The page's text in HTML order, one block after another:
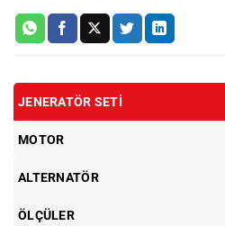
JENERATÖR SETI
MOTOR
ALTERNATÖR
ÖLÇÜLER